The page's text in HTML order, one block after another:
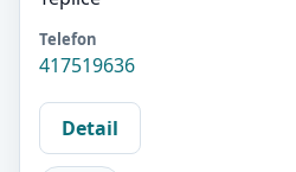
Telefon
417519636
Detail